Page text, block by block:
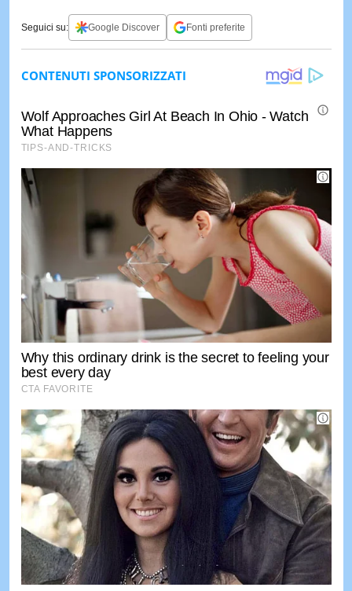
Seguici su: Google Discover Fonti preferite